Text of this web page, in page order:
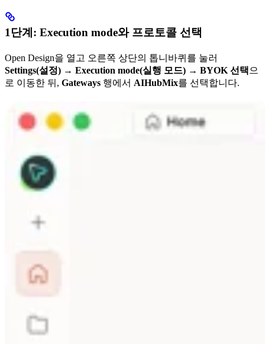
1단계: Execution mode와 프로토콜 선택
Open Design을 열고 오른쪽 상단의 톱니바퀴를 눌러
Settings(설정) → Execution mode(실행 모드) → BYOK 선택 으
로 이동한 뒤, Gateways 행에서 AIHubMix를 선택합니다.